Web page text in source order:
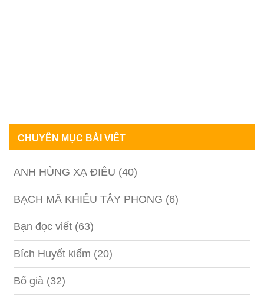
CHUYÊN MỤC BÀI VIẾT
ANH HÙNG XẠ ĐIÊU (40)
BẠCH MÃ KHIẾU TÂY PHONG (6)
Bạn đọc viết (63)
Bích Huyết kiếm (20)
Bố già (32)